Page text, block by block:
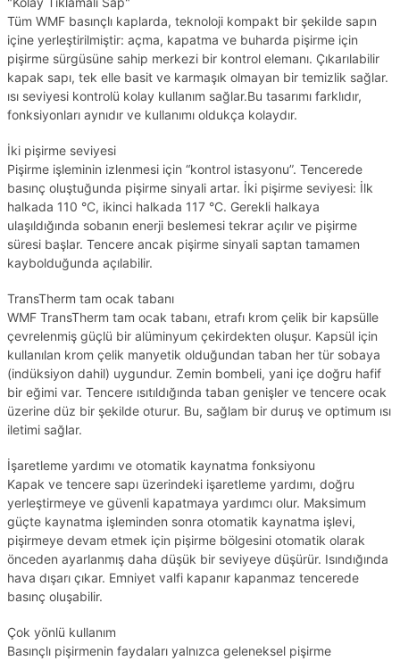
Tüm WMF basınçlı kaplarda, teknoloji kompakt bir şekilde sapın
içine yerleştirilmiştir: açma, kapatma ve buharda pişirme için
pişirme sürgüsüne sahip merkezi bir kontrol elemanı. Çıkarılabilir
kapak sapı, tek elle basit ve karmaşık olmayan bir temizlik sağlar.
ısı seviyesi kontrolü kolay kullanım sağlar.Bu tasarımı farklıdır,
fonksiyonları aynıdır ve kullanımı oldukça kolaydır.
İki pişirme seviyesi
Pişirme işleminin izlenmesi için “kontrol istasyonu”. Tencerede
basınç oluştuğunda pişirme sinyali artar. İki pişirme seviyesi: İlk
halkada 110 °C, ikinci halkada 117 °C. Gerekli halkaya
ulaşıldığında sobanın enerji beslemesi tekrar açılır ve pişirme
süresi başlar. Tencere ancak pişirme sinyali saptan tamamen
kaybolduğunda açılabilir.
TransTherm tam ocak tabanı
WMF TransTherm tam ocak tabanı, etrafı krom çelik bir kapsülle
çevrelenmiş güçlü bir alüminyum çekirdekten oluşur. Kapsül için
kullanılan krom çelik manyetik olduğundan taban her tür sobaya
(indüksiyon dahil) uygundur. Zemin bombeli, yani içe doğru hafif
bir eğimi var. Tencere ısıtıldığında taban genişler ve tencere ocak
üzerine düz bir şekilde oturur. Bu, sağlam bir duruş ve optimum ısı
iletimi sağlar.
İşaretleme yardımı ve otomatik kaynatma fonksiyonu
Kapak ve tencere sapı üzerindeki işaretleme yardımı, doğru
yerleştirmeye ve güvenli kapatmaya yardımcı olur. Maksimum
güçte kaynatma işleminden sonra otomatik kaynatma işlevi,
pişirmeye devam etmek için pişirme bölgesini otomatik olarak
önceden ayarlanmış daha düşük bir seviyeye düşürür. Isındığında
hava dışarı çıkar. Emniyet valfi kapanır kapanmaz tencerede
basınç oluşabilir.
Çok yönlü kullanım
Basınçlı pişirmenin faydaları yalnızca geleneksel pişirme